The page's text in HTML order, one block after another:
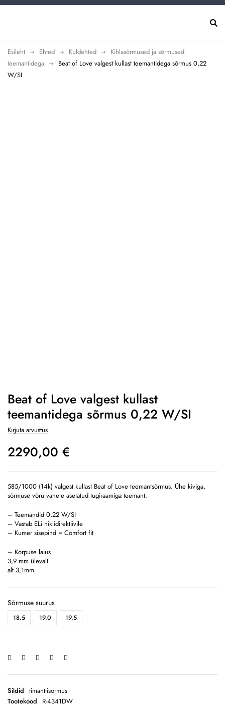
Esileht Ehted Kuldehted
Kihlasõrmused ja sõrmused
teemantidega
Beat of Love valgest kullast teemantidega sõrmus 0,22
W/SI
Beat of Love valgest kullast
teemantidega sõrmus 0,22 W/SI
Kirjuta arvustus
2290,00 €
585/1000 (14k) valgest kullast Beat of Love teemantsõrmus. Ühe kiviga,
sõrmuse võru vahele asetatud tugiraamiga teemant.
– Teemandid 0,22 W/SI
– Vastab ELi niklidirektiivile
– Kumer sisepind = Comfort fit
– Korpuse laius
3,9 mm ülevalt
alt 3,1mm
Sõrmuse suurus
18.5 19.0 19.5
Sildid timanttisormus
Tootekood
R-4341DW